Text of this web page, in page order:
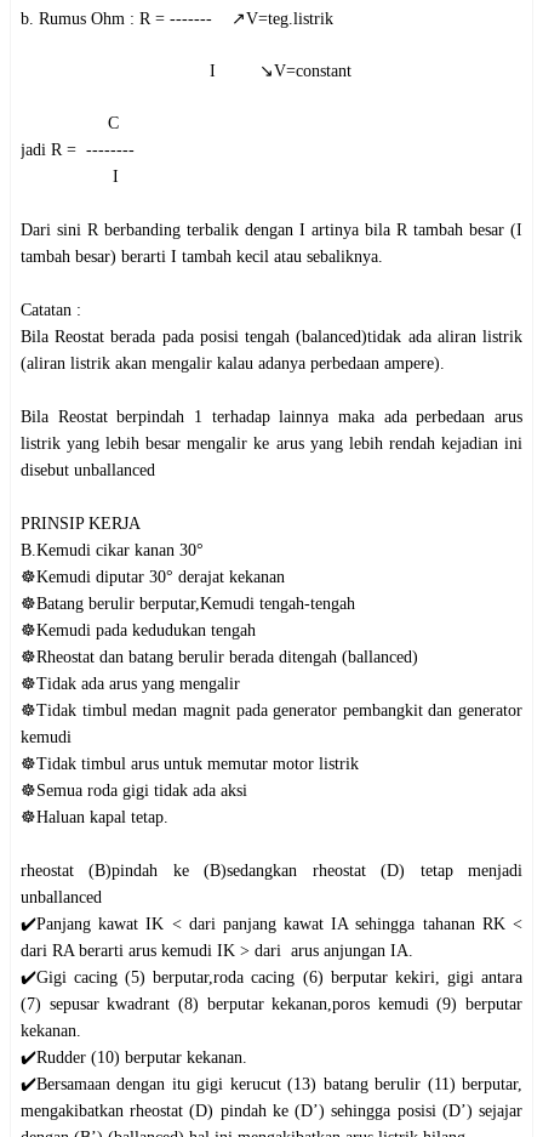
b. Rumus Ohm : R = -------    ↗️V=teg.listrik
                                       I         ↘️V=constant
jadi R =  --------
Dari sini R berbanding terbalik dengan I artinya bila R tambah besar (I
tambah besar) berarti I tambah kecil atau sebaliknya.
Catatan :
Bila Reostat berada pada posisi tengah (balanced)tidak ada aliran listrik
(aliran listrik akan mengalir kalau adanya perbedaan ampere).
Bila Reostat berpindah 1 terhadap lainnya maka ada perbedaan arus
listrik yang lebih besar mengalir ke arus yang lebih rendah kejadian ini
disebut unballanced
PRINSIP KERJA
B.Kemudi cikar kanan 30°
☸️Kemudi diputar 30° derajat kekanan
☸️Batang berulir berputar,Kemudi tengah-tengah
☸️Kemudi pada kedudukan tengah
☸️Rheostat dan batang berulir berada ditengah (ballanced)
☸️Tidak ada arus yang mengalir
☸️Tidak timbul medan magnit pada generator pembangkit dan generator
kemudi
☸️Tidak timbul arus untuk memutar motor listrik
☸️Semua roda gigi tidak ada aksi
☸️Haluan kapal tetap.
rheostat (B)pindah ke (B)sedangkan rheostat (D) tetap menjadi
unballanced
✔️Panjang kawat IK < dari panjang kawat IA sehingga tahanan RK <
dari RA berarti arus kemudi IK > dari  arus anjungan IA.
✔️Gigi cacing (5) berputar,roda cacing (6) berputar kekiri, gigi antara
(7) sepusar kwadrant (8) berputar kekanan,poros kemudi (9) berputar
kekanan.
✔️Rudder (10) berputar kekanan.
✔️Bersamaan dengan itu gigi kerucut (13) batang berulir (11) berputar,
mengakibatkan rheostat (D) pindah ke (D’) sehingga posisi (D’) sejajar